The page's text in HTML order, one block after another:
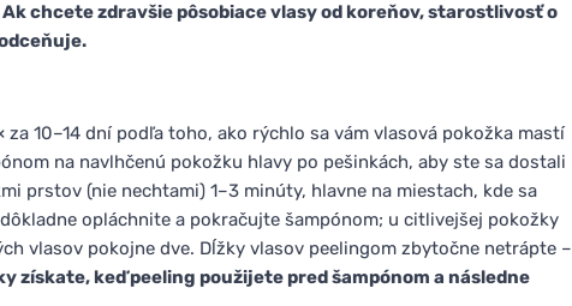
Ak chcete zdravšie pôsobiace vlasy od koreňov, starostlivosť o
10–14 dní podľa toho, ako rýchlo sa vám vlasová pokožka mastí
na navlhčenú pokožku hlavy po pešinkách, aby ste sa dostali
prstov (nie nechtami) 1–3 minúty, hlavne na miestach, kde sa
opláchnite a pokračujte šampónom; u citlivejšej pokožky
vlasov pokojne dve. Dĺžky vlasov peelingom zbytočne netrápte –
získate, keď peeling použijete pred šampónom a následne